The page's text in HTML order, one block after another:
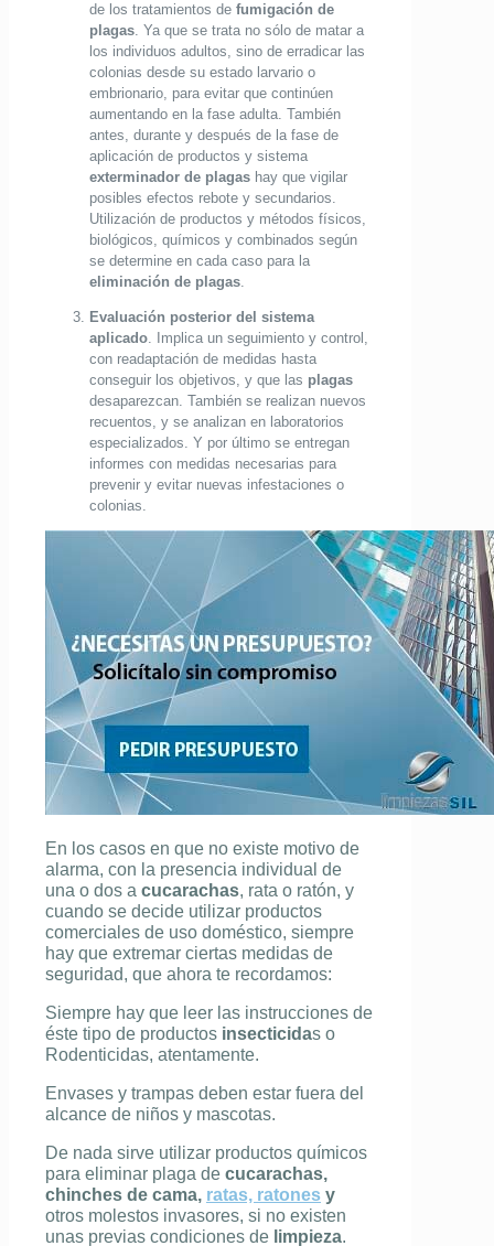
de los tratamientos de fumigación de
plagas. Ya que se trata no sólo de matar a
los individuos adultos, sino de erradicar las
colonias desde su estado larvario o
embrionario, para evitar que continúen
aumentando en la fase adulta. También
antes, durante y después de la fase de
aplicación de productos y sistema
exterminador de plagas hay que vigilar
posibles efectos rebote y secundarios.
Utilización de productos y métodos físicos,
biológicos, químicos y combinados según
se determine en cada caso para la
eliminación de plagas.
Evaluación posterior del sistema
aplicado. Implica un seguimiento y control,
con readaptación de medidas hasta
conseguir los objetivos, y que las plagas
desaparezcan. También se realizan nuevos
recuentos, y se analizan en laboratorios
especializados. Y por último se entregan
informes con medidas necesarias para
prevenir y evitar nuevas infestaciones o
colonias.
En los casos en que no existe motivo de
alarma, con la presencia individual de
una o dos a cucarachas, rata o ratón, y
cuando se decide utilizar productos
comerciales de uso doméstico, siempre
hay que extremar ciertas medidas de
seguridad, que ahora te recordamos:
Siempre hay que leer las instrucciones de
éste tipo de productos insecticidas o
Rodenticidas, atentamente.
Envases y trampas deben estar fuera del
alcance de niños y mascotas.
De nada sirve utilizar productos químicos
para eliminar plaga de cucarachas,
chinches de cama, ratas, ratones y
otros molestos invasores, si no existen
unas previas condiciones de limpieza.